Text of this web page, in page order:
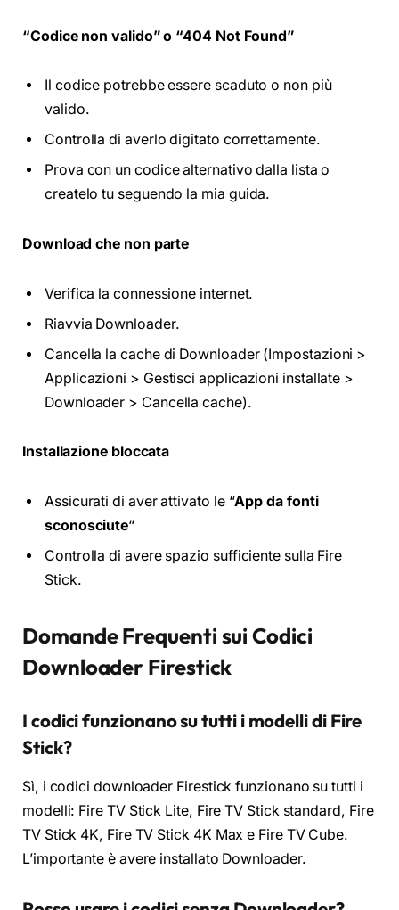
“Codice non valido” o “404 Not Found”
Il codice potrebbe essere scaduto o non più
valido.
Controlla di averlo digitato correttamente.
Prova con un codice alternativo dalla lista o
createlo tu seguendo la mia guida.
Download che non parte
Verifica la connessione internet.
Riavvia Downloader.
Cancella la cache di Downloader (Impostazioni >
Applicazioni > Gestisci applicazioni installate >
Downloader > Cancella cache).
Installazione bloccata
Assicurati di aver attivato le “App da fonti
sconosciute“
Controlla di avere spazio sufficiente sulla Fire
Stick.
Domande Frequenti sui Codici
Downloader Firestick
I codici funzionano su tutti i modelli di Fire
Stick?
Sì, i codici downloader Firestick funzionano su tutti i
modelli: Fire TV Stick Lite, Fire TV Stick standard, Fire
TV Stick 4K, Fire TV Stick 4K Max e Fire TV Cube.
L’importante è avere installato Downloader.